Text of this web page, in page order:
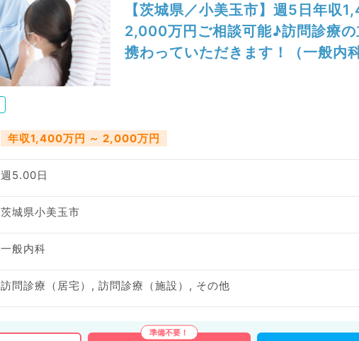
【茨城県／小美玉市】週5日年収
2,000万円ご相談可能♪訪問診療の
携わっていただきます！（一般内
年収1,400万円 ～ 2,000万円
週5.00日
茨城県小美玉市
一般内科
訪問診療（居宅）, 訪問診療（施設）, その他